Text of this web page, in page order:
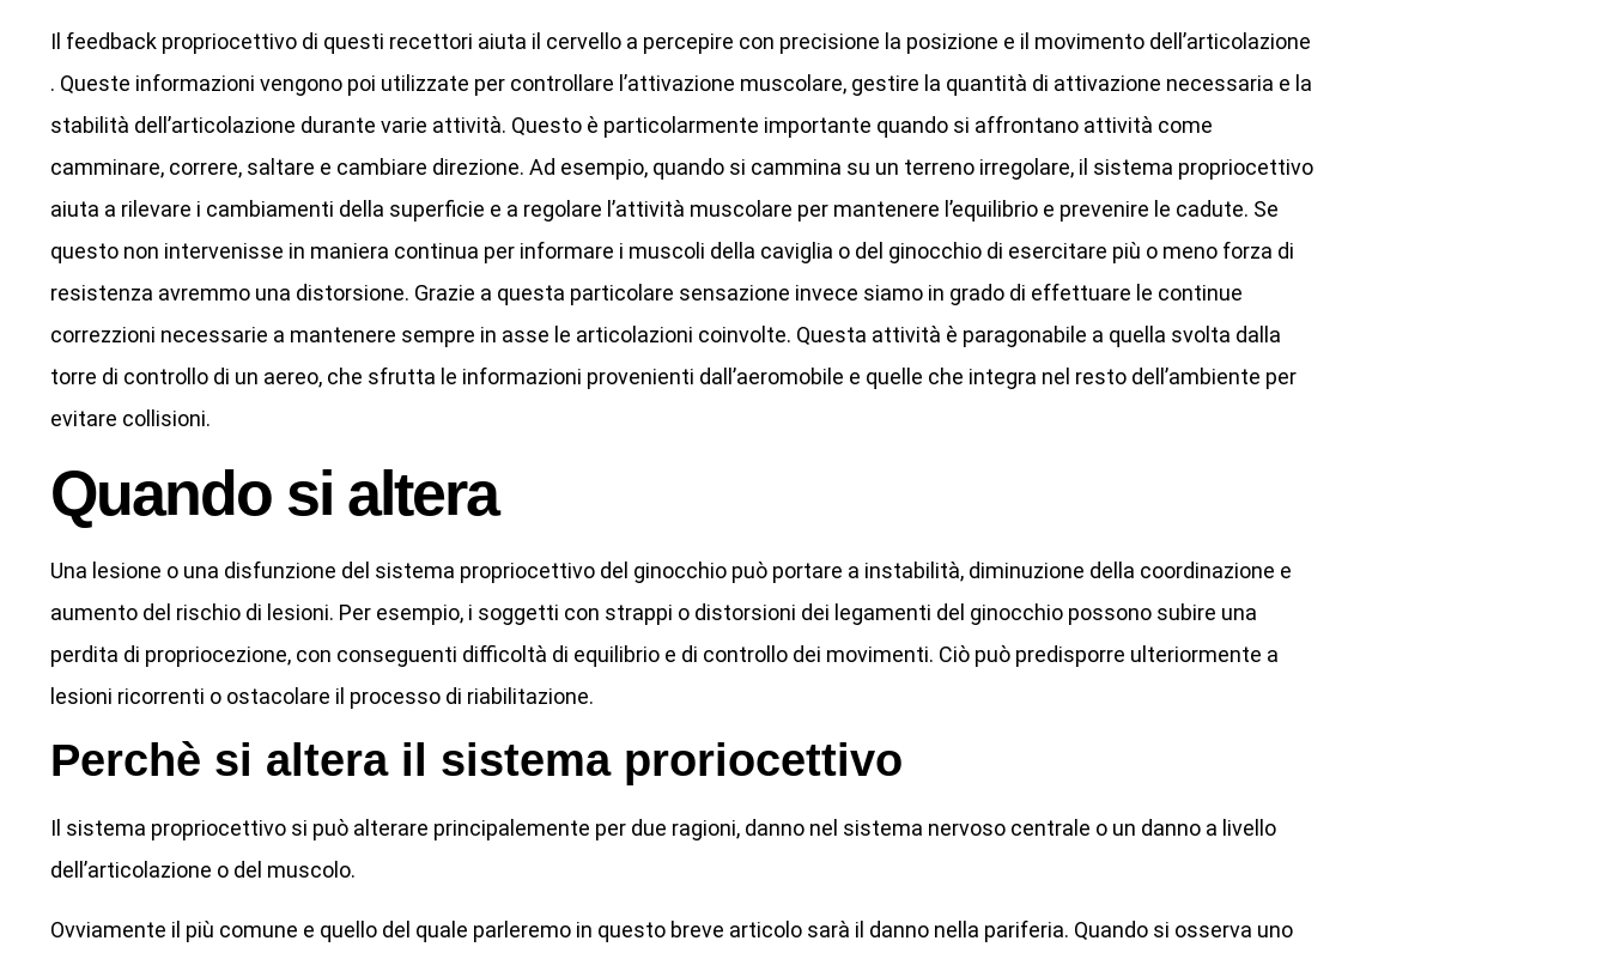
Il feedback propriocettivo di questi recettori aiuta il cervello a percepire con precisione la posizione e il movimento dell’articolazione
. Queste informazioni vengono poi utilizzate per controllare l’attivazione muscolare, gestire la quantità di attivazione necessaria e la
stabilità dell’articolazione durante varie attività. Questo è particolarmente importante quando si affrontano attività come
camminare, correre, saltare e cambiare direzione. Ad esempio, quando si cammina su un terreno irregolare, il sistema propriocettivo
aiuta a rilevare i cambiamenti della superficie e a regolare l’attività muscolare per mantenere l’equilibrio e prevenire le cadute. Se
questo non intervenisse in maniera continua per informare i muscoli della caviglia o del ginocchio di esercitare più o meno forza di
resistenza avremmo una distorsione. Grazie a questa particolare sensazione invece siamo in grado di effettuare le continue
correzzioni necessarie a mantenere sempre in asse le articolazioni coinvolte. Questa attività è paragonabile a quella svolta dalla
torre di controllo di un aereo, che sfrutta le informazioni provenienti dall’aeromobile e quelle che integra nel resto dell’ambiente per
evitare collisioni.
Quando si altera
Una lesione o una disfunzione del sistema propriocettivo del ginocchio può portare a instabilità, diminuzione della coordinazione e
aumento del rischio di lesioni. Per esempio, i soggetti con strappi o distorsioni dei legamenti del ginocchio possono subire una
perdita di propriocezione, con conseguenti difficoltà di equilibrio e di controllo dei movimenti. Ciò può predisporre ulteriormente a
lesioni ricorrenti o ostacolare il processo di riabilitazione.
Perchè si altera il sistema proriocettivo
Il sistema propriocettivo si può alterare principalemente per due ragioni, danno nel sistema nervoso centrale o un danno a livello
dell’articolazione o del muscolo.
Ovviamente il più comune e quello del quale parleremo in questo breve articolo sarà il danno nella pariferia. Quando si osserva uno